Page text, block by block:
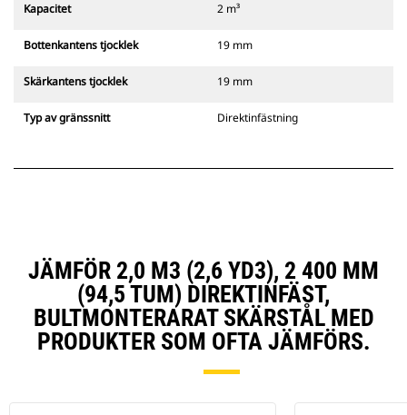
Kapacitet 2 m³
Bottenkantens tjocklek 19 mm
Skärkantens tjocklek 19 mm
Typ av gränssnitt Direktinfästning
JÄMFÖR 2,0 M3 (2,6 YD3), 2 400 MM
(94,5 TUM) DIREKTINFÄST,
BULTMONTERARAT SKÄRSTÅL MED
PRODUKTER SOM OFTA JÄMFÖRS.